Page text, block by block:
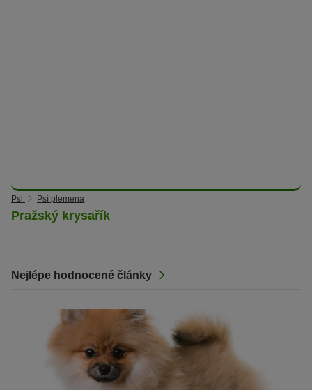
Psi Psí plemena
Pražský krysařík
Nejlépe hodnocené články